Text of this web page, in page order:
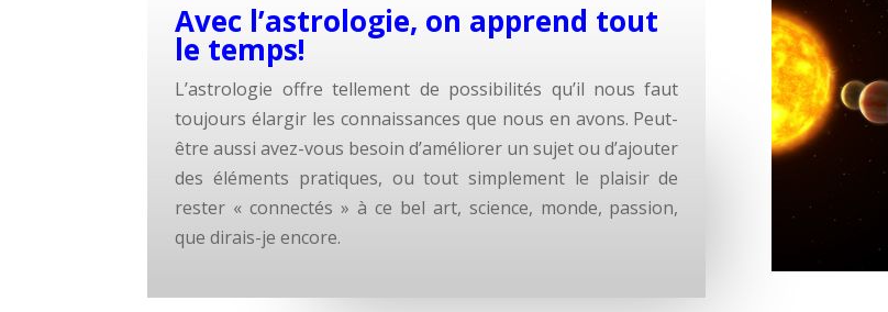
Avec l’astrologie, on apprend tout
le temps!
L’astrologie offre tellement de possibilités qu’il nous faut
toujours élargir les connaissances que nous en avons. Peut-
être aussi avez-vous besoin d’améliorer un sujet ou d’ajouter
des éléments pratiques, ou tout simplement le plaisir de
rester « connectés » à ce bel art, science, monde, passion,
que dirais-je encore.